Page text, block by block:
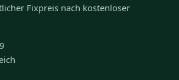
Fixpreis nach kostenloser